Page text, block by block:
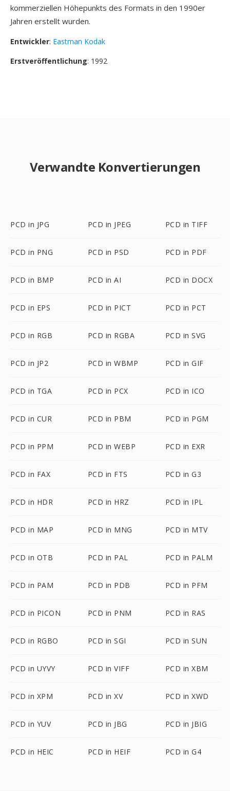
kommerziellen Höhepunkts des Formats in den 1990er
Jahren erstellt wurden.
Entwickler: Eastman Kodak
Erstveröffentlichung: 1992
Verwandte Konvertierungen
PCD in JPG PCD in JPEG PCD in TIFF
PCD in PNG PCD in PSD PCD in PDF
PCD in BMP PCD in AI PCD in DOCX
PCD in EPS PCD in PICT PCD in PCT
PCD in RGB PCD in RGBA PCD in SVG
PCD in JP2 PCD in WBMP PCD in GIF
PCD in TGA PCD in PCX PCD in ICO
PCD in CUR PCD in PBM PCD in PGM
PCD in PPM PCD in WEBP PCD in EXR
PCD in FAX PCD in FTS PCD in G3
PCD in HDR PCD in HRZ PCD in IPL
PCD in MAP PCD in MNG PCD in MTV
PCD in OTB PCD in PAL PCD in PALM
PCD in PAM PCD in PDB PCD in PFM
PCD in PICON PCD in PNM PCD in RAS
PCD in RGBO PCD in SGI PCD in SUN
PCD in UYVY PCD in VIFF PCD in XBM
PCD in XPM PCD in XV PCD in XWD
PCD in YUV PCD in JBG PCD in JBIG
PCD in HEIC PCD in HEIF PCD in G4